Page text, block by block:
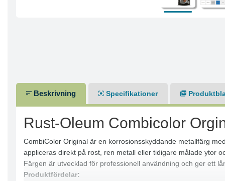
Beskrivning Specifikationer
Rust-Oleum Combicolor
CombiColor Original är en korrosionsskyddande metallfärg
appliceras direkt på rost, ren metall eller tidigare målade ytor
Färgen är utvecklad för professionell användning och ger ett
Produktfördelar: